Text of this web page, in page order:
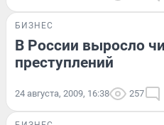
БИЗНЕС
В России выросло
преступлений
24 августа, 2009, 16:38 257